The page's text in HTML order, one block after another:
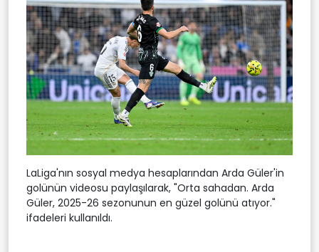
LaLiga'nın sosyal medya hesaplarından Arda Güler'in
golünün videosu paylaşılarak, "Orta sahadan. Arda
Güler, 2025-26 sezonunun en güzel golünü atıyor."
ifadeleri kullanıldı.